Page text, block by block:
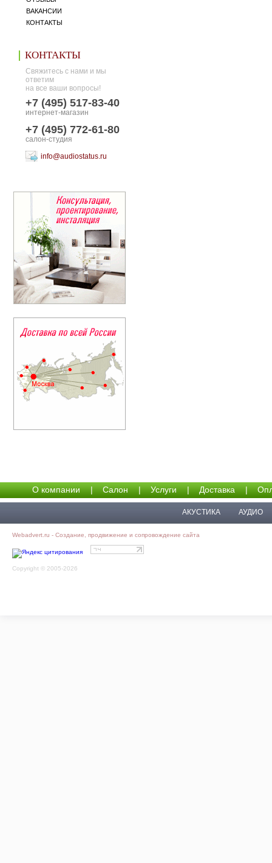
ВАКАНСИИ
КОНТАКТЫ
КОНТАКТЫ
Свяжитесь с нами и мы
ответим
на все ваши вопросы!
+7 (495) 517-83-40
интернет-магазин
+7 (495) 772-61-80
салон-студия
info@audiostatus.ru
О компании | Салон | Услуги | Доставка |
АКУСТИКА АУДИО
Webadvert.ru - Создание, продвижение и сопровождение сайта
Copyright © 2005-2026